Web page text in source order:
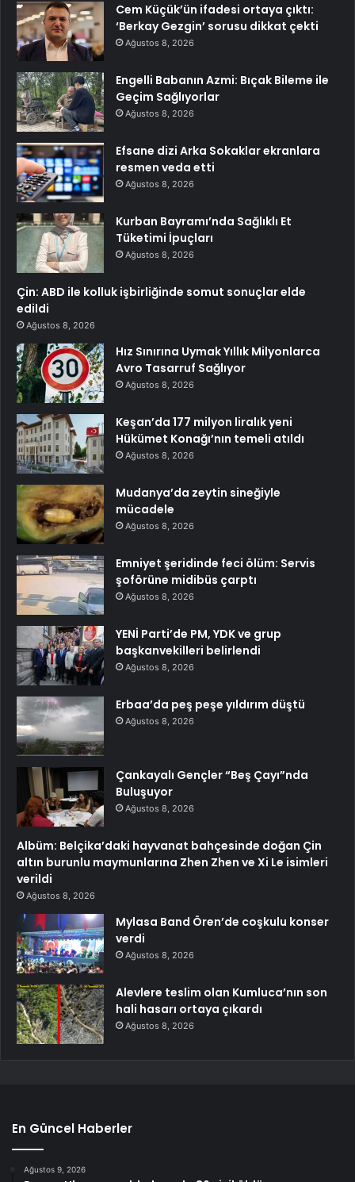
Cem Küçük’ün ifadesi ortaya çıktı:
‘Berkay Gezgin’ sorusu dikkat çekti
Ağustos 8, 2026
Engelli Babanın Azmi: Bıçak Bileme ile
Geçim Sağlıyorlar
Ağustos 8, 2026
Efsane dizi Arka Sokaklar ekranlara
resmen veda etti
Ağustos 8, 2026
Kurban Bayramı’nda Sağlıklı Et
Tüketimi İpuçları
Ağustos 8, 2026
Çin: ABD ile kolluk işbirliğinde somut sonuçlar elde
edildi
Ağustos 8, 2026
Hız Sınırına Uymak Yıllık Milyonlarca
Avro Tasarruf Sağlıyor
Ağustos 8, 2026
Keşan’da 177 milyon liralık yeni
Hükümet Konağı’nın temeli atıldı
Ağustos 8, 2026
Mudanya’da zeytin sineğiyle
mücadele
Ağustos 8, 2026
Emniyet şeridinde feci ölüm: Servis
şoförüne midibüs çarptı
Ağustos 8, 2026
YENİ Parti’de PM, YDK ve grup
başkanvekilleri belirlendi
Ağustos 8, 2026
Erbaa’da peş peşe yıldırım düştü
Ağustos 8, 2026
Çankayalı Gençler “Beş Çayı”nda
Buluşuyor
Ağustos 8, 2026
Albüm: Belçika’daki hayvanat bahçesinde doğan Çin
altın burunlu maymunlarına Zhen Zhen ve Xi Le isimleri
verildi
Ağustos 8, 2026
Mylasa Band Ören’de coşkulu konser
verdi
Ağustos 8, 2026
Alevlere teslim olan Kumluca’nın son
hali hasarı ortaya çıkardı
Ağustos 8, 2026
En Güncel Haberler
Ağustos 9, 2026